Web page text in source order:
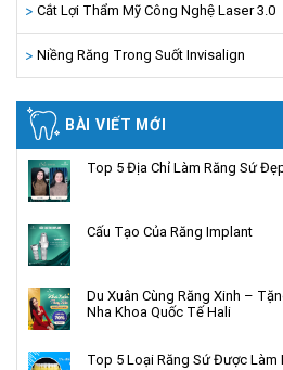
Cắt Lợi Thẩm Mỹ Công Nghệ Laser 3.0
Niềng Răng Trong Suốt Invisalign
BÀI VIẾT MỚI
Top 5 Địa Chỉ Làm Răng Sứ
Cấu Tạo Của Răng Implant
Du Xuân Cùng Răng Xinh –
Nha Khoa Quốc Tế Hali
Top 5 Loại Răng Sứ Được Làm